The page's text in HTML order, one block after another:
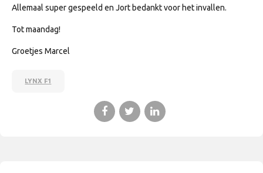
Allemaal super gespeeld en Jort bedankt voor het invallen.
Tot maandag!
Groetjes Marcel
LYNX F1